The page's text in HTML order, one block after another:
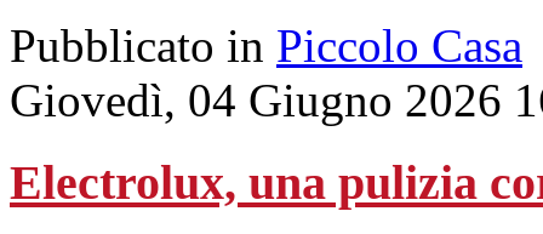
Pubblicato in Piccolo Casa
Giovedì, 04 Giugno 2026
Electrolux, una pulizia